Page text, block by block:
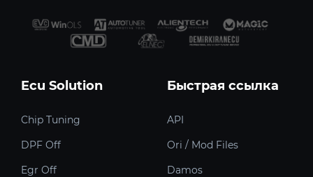
Ecu Solution
Chip Tuning
DPF Off
Egr Off
Быстрая ссылка
API
Ori / Mod Files
Damos